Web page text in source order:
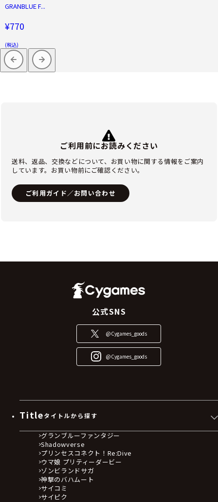
GRANBLUE F...
¥770
(税込)
ご利用前にお読みください
送料、返品、交換などについて、お買い物に関する情報をご案内
しています。お買い物前にご確認ください。
ご利用ガイド／お問い合わせ
公式SNS
@Cygames_goods
@Cygames_goods
Titleタイトルから探す
グランブルーファンタジー
Shadowverse
プリンセスコネクト！Re:Dive
ウマ娘 プリティーダービー
ゾンビランドサガ
神撃のバハムート
サイコミ
サイピク